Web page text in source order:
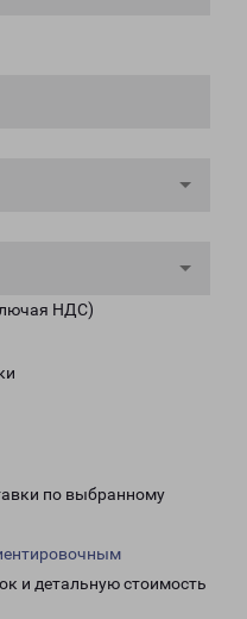
НДС)
по выбранному
и детальную стоимость